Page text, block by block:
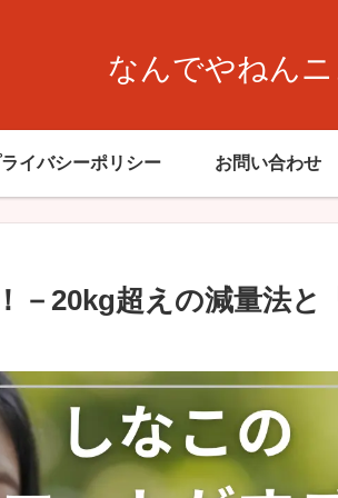
なんでやねんニ
イバシーポリシー お問い合わせ
－20kg超えの減量法と